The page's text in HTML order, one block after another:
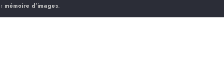
mémoire d'images.